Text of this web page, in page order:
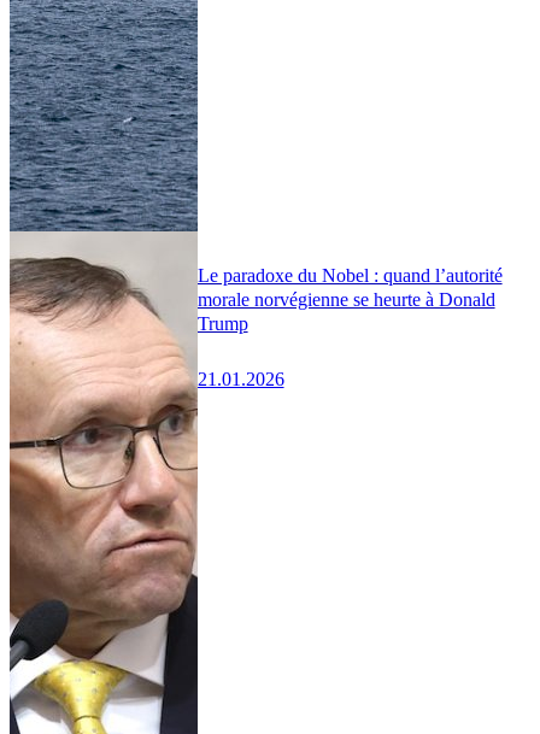
Le paradoxe du Nobel : quand l’autorité
morale norvégienne se heurte à Donald
Trump
21.01.2026